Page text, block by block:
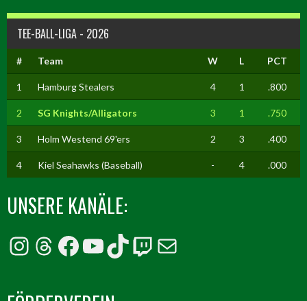
TEE-BALL-LIGA - 2026
# Team W L PCT
1 Hamburg Stealers 4 1 .800
2 SG Knights/Alligators 3 1 .750
3 Holm Westend 69'ers 2 3 .400
4 Kiel Seahawks (Baseball) - 4 .000
UNSERE KANÄLE:
Instagram
Threads
Facebook
YouTube
TikTok
Twitch
E-Mail